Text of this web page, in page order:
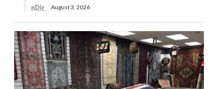
nDir August 3, 2026